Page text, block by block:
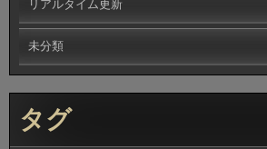
リアルタイム更新
未分類
タグ